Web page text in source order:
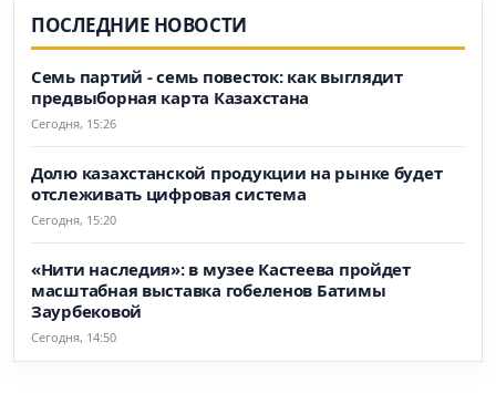
ПОСЛЕДНИЕ НОВОСТИ
Семь партий - семь повесток: как выглядит
предвыборная карта Казахстана
Сегодня, 15:26
Долю казахстанской продукции на рынке будет
отслеживать цифровая система
Сегодня, 15:20
«Нити наследия»: в музее Кастеева пройдет
масштабная выставка гобеленов Батимы
Заурбековой
Сегодня, 14:50